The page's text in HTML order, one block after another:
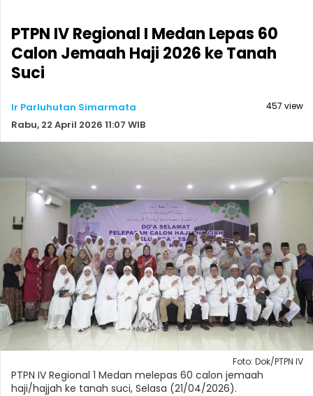
PTPN IV Regional I Medan Lepas 60
Calon Jemaah Haji 2026 ke Tanah
Suci
Ir Parluhutan Simarmata
Rabu, 22 April 2026 11:07 WIB
457 view
Foto: Dok/PTPN IV
PTPN IV Regional 1 Medan melepas 60 calon jemaah
haji/hajjah ke tanah suci, Selasa (21/04/2026).